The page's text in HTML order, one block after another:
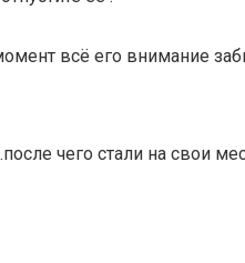
всё его внимание
чего стали на свои